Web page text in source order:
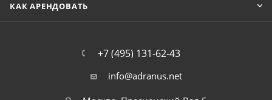
КАК АРЕНДОВАТЬ
+7 (495) 131-62-43
info@adranus.net